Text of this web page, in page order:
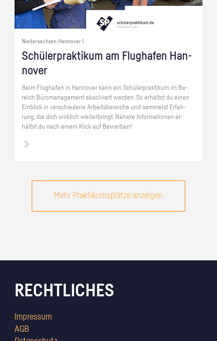
Niedersachsen Hannover |
Schü­ler­prak­ti­kum am Flug­ha­fen Han­
no­ver
Beim Flug­ha­fen in Han­no­ver kann ein Schü­ler­prak­ti­kum im Be­
reich Bü­ro­ma­nage­ment ab­sol­viert wer­den. So er­hältst du einen
Ein­blick in ver­schie­de­ne Ar­beits­be­rei­che und sam­melst Er­fah­
rung, die dich wirk­lich wei­ter­bringt. Nä­he­re In­for­ma­tio­nen er­
hältst du nach einem Klick auf Be­wer­ben!
Mehr Praktikumsplätze anzeigen
RECHTLICHES
Impressum
AGB